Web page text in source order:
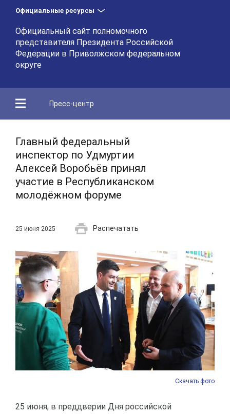
Официальные ресурсы
Официальный сайт полномочного
представителя Президента Российской
Федерации в Приволжском федеральном
округе
Пресс-центр
Главный федеральный
инспектор по Удмуртии
Алексей Воробьёв принял
участие в Республиканском
молодёжном форуме
25 июня 2025 Распечатать
Скачать фото
25 июня, в преддверии Дня российской